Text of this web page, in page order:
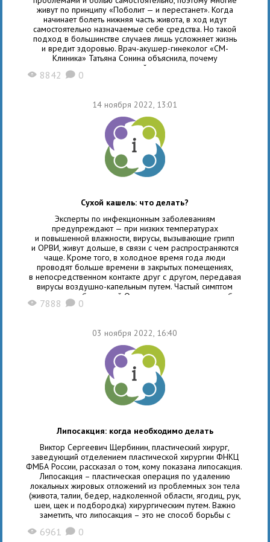
живут по принципу «Поболит — и перестанет». Когда
начинает болеть нижняя часть живота, в ход идут
самостоятельно назначаемые себе средства. Но такой
подход в большинстве случаев лишь усложняет жизнь
и вредит здоровью. Врач-акушер-гинеколог «СМ-
Клиника» Татьяна Сонина объяснила, почему
самолечение — не подходящий вариант, и поход к врачу
откладывать не стоит. Киста яичников — одно
X 8842 K 0
14 ноября 2022, 13:01
Сухой кашель: что делать?
Эксперты по инфекционным заболеваниям
предупреждают — при низких температурах
и повышенной влажности, вирусы, вызывающие грипп
и ОРВИ, живут дольше, в связи с чем распространяются
чаще. Кроме того, в холодное время года люди
проводят больше времени в закрытых помещениях,
в непосредственном контакте друг с другом, передавая
вирусы воздушно-капельным путем. Частый симптом
сезонных заболеваний Одна из самых частых жалоб
пациентов с ОРВИ, гриппом и COVID-19 — сухой кашель.
X 7888 K 0
03 ноября 2022, 16:40
Липосакция: когда необходимо делать
Виктор Сергеевич Щербинин, пластический хирург,
заведующий отделением пластической хирургии ФНКЦ
ФМБА России, рассказал о том, кому показана липосакция.
Липосакция – пластическая операция по удалению
локальных жировых отложений из проблемных зон тела
(живота, талии, бедер, надколенной области, ягодиц, рук,
шеи, щек и подбородка) хирургическим путем. Важно
заметить, что липосакция – это не способ борьбы с
фигуры за счет уменьшения объемов
X 6961 K 0